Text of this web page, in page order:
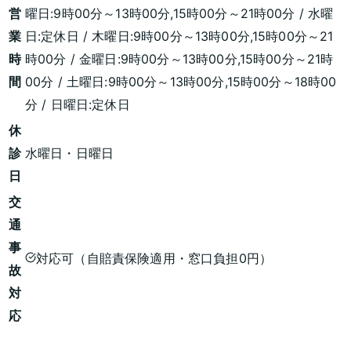
営
業
時
間
曜日:9時00分～13時00分,15時00分～21時00分 / 水曜
日:定休日 / 木曜日:9時00分～13時00分,15時00分～21
時00分 / 金曜日:9時00分～13時00分,15時00分～21時
00分 / 土曜日:9時00分～13時00分,15時00分～18時00
分 / 日曜日:定休日
休
診
日
水曜日・日曜日
交
通
事
故
対
応
対応可（自賠責保険適用・窓口負担0円）